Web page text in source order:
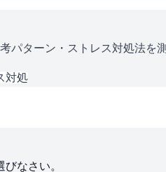
パターン・ストレス対処法を
対処
なさい。